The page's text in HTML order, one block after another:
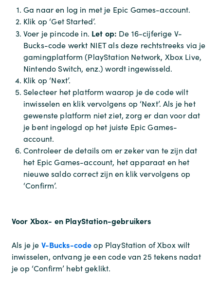
Ga naar en log in met je Epic Games-account.
Klik op ‘Get Started’.
Voer je pincode in. Let op: De 16-cijferige V-
Bucks-code werkt NIET als deze rechtstreeks via je
gamingplatform (PlayStation Network, Xbox Live,
Nintendo Switch, enz.) wordt ingewisseld.
Klik op ‘Next’.
Selecteer het platform waarop je de code wilt
inwisselen en klik vervolgens op ‘Next’. Als je het
gewenste platform niet ziet, zorg er dan voor dat
je bent ingelogd op het juiste Epic Games-
account.
Controleer de details om er zeker van te zijn dat
het Epic Games-account, het apparaat en het
nieuwe saldo correct zijn en klik vervolgens op
‘Confirm’.
Voor Xbox- en PlayStation-gebruikers
Als je je V-Bucks-codeop PlayStation of Xbox wilt
inwisselen, ontvang je een code van 25 tekens nadat
je op ‘Confirm’ hebt geklikt.